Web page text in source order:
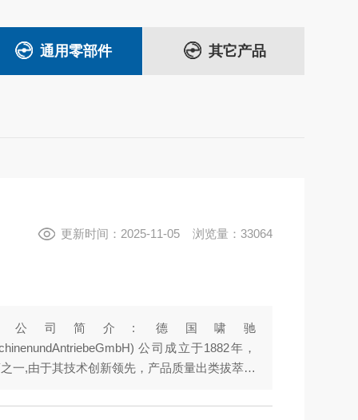
通用零部件 其它产品
更新时间：2025-11-05 浏览量：33064
公司简介: 德国啸驰
公司成立于1882年，
一,由于其技术创新领先，产品质量出类拔萃，
是由SCHORCH工厂贴牌生产的